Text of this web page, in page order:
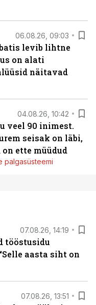
06.08.26, 09:03
levib lihtne
on alati
näitavad
04.08.26, 10:42
veel 90 inimest.
seisak on läbi,
ette müüdud
palgasüsteemi
07.08.26, 14:19
tööstusidu
aasta siht on
07.08.26, 13:51